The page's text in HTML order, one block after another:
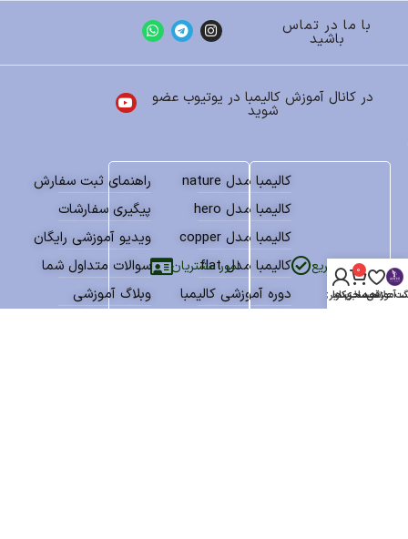
با ما در تماس
باشید
در کانال آموزش کالیمبا در یوتیوب عضو
شوید
دسترسی سریع
کالیمبا مدل nature
کالیمبا مدل hero
کالیمبا مدل copper
کالیمبا مدل flat
دوره آموزشی کالیمبا
امور مشتریان
راهنمای ثبت سفارش
پیگیری سفارشات
ویدیو آموزشی رایگان
سوالات متداول شما
وبلاگ آموزشی
آموزشی
علاقه مندی ها
0
سبد خرید
حساب کاربری من